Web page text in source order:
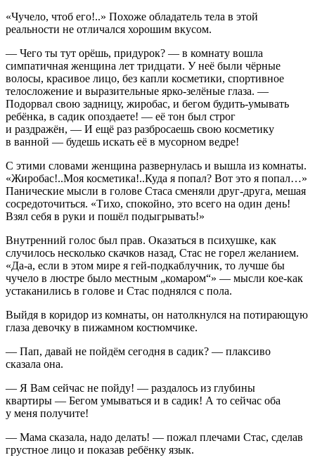
«Чучело, чтоб его!..» Похоже обладатель тела в этой
реальности не отличался хорошим вкусом.
— Чего ты тут орёшь, придурок? — в комнату вошла
симпатичная женщина лет тридцати. У неё были чёрные
волосы, красивое лицо, без капли косметики, спортивное
телосложение и выразительные ярко-зелёные глаза. —
Подорвал свою задницу, жиробас, и бегом будить-умывать
ребёнка, в садик опоздаете! — её тон был строг
и раздражён, — И ещё раз разбросаешь свою косметику
в ванной — будешь искать её в мусорном ведре!
С этими словами женщина развернулась и вышла из комнаты.
«Жиробас!..Моя косметика!..Куда я попал? Вот это я попал…»
Панические мысли в голове Стаса сменяли друг-друга, мешая
сосредоточиться. «Тихо, спокойно, это всего на один день!
Взял себя в руки и пошёл подыгрывать!»
Внутренний голос был прав. Оказаться в психушке, как
случилось несколько скачков назад, Стас не горел желанием.
«Да-а, если в этом мире я гей-подкаблучник, то лучше бы
чучело в люстре было местным „комаром“» — мысли кое-как
устаканились в голове и Стас поднялся с пола.
Выйдя в коридор из комнаты, он натолкнулся на потирающую
глаза девочку в пижамном костюмчике.
— Пап, давай не пойдём сегодня в садик? — плаксиво
сказала она.
— Я Вам сейчас не пойду! — раздалось из глубины
квартиры — Бегом умываться и в садик! А то сейчас оба
у меня получите!
— Мама сказала, надо делать! — пожал плечами Стас, сделав
грустное лицо и показав ребёнку язык.